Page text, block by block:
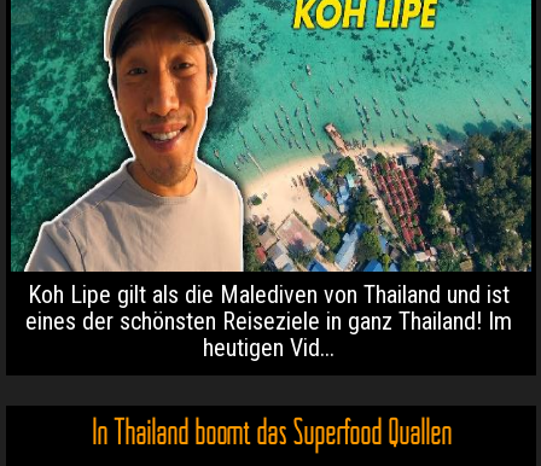
Koh Lipe gilt als die Malediven von Thailand und ist
eines der schönsten Reiseziele in ganz Thailand! Im
heutigen Vid...
In Thailand boomt das Superfood Quallen